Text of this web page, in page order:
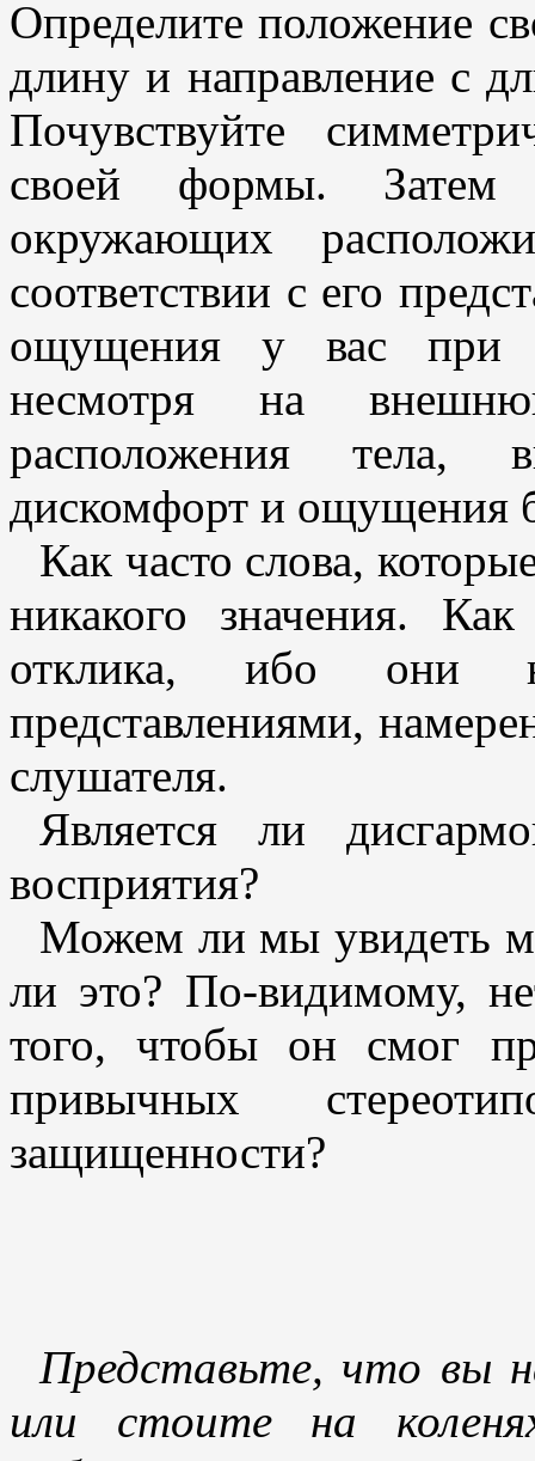
Определите положение
длину и направление с
Почувствуйте
своей формы. Затем
окружающих
соответствии с его
ощущения у вас при
несмотря на
расположения тела,
дискомфорт и ощущения
Как часто слова,
никакого значения.
отклика, ибо они
представлениями,
слушателя.
Является ли
восприятия?
Можем ли мы увидеть
ли это? По-видимому,
того, чтобы он смог
привычных
защищенности?
Представьте, что вы
или стоите на